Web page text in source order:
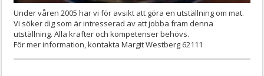
Under våren 2005 har vi för avsikt att göra en utställning om mat.
Vi söker dig som är intresserad av att jobba fram denna
utställning. Alla krafter och kompetenser behövs.
För mer information, kontakta Margit Westberg 62111